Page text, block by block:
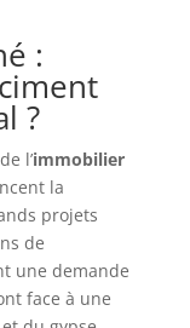
:
?
l’immobilier
la
projets
de
une demande
face à une